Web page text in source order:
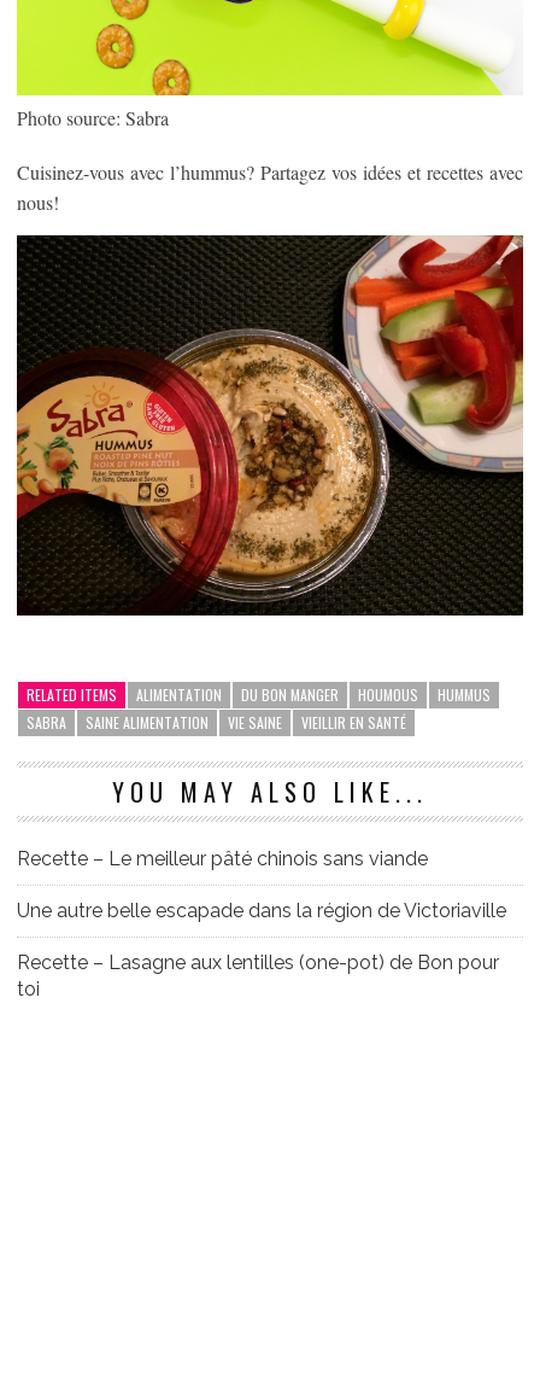
Photo source: Sabra
Cuisinez-vous avec l’hummus? Partagez vos idées et recettes avec
nous!
RELATED ITEMS ALIMENTATION DU BON MANGER HOUMOUS
HUMMUS
SABRA
SAINE ALIMENTATION VIE SAINE VIEILLIR EN SANTÉ
YOU MAY ALSO LIKE...
Recette – Le meilleur pâté chinois sans viande
Une autre belle escapade dans la région de Victoriaville
Recette – Lasagne aux lentilles (one-pot) de Bon pour
toi